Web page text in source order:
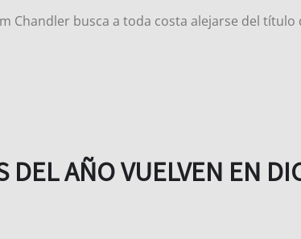
Chandler busca a toda costa alejarse del título
DEL AÑO VUELVEN EN